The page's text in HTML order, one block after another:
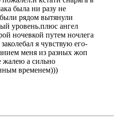
была ни разу не
рядом вытянули
уровень.плюс ангел
ночевкой путем ночлега
я чувствую его-
меня из разных жоп
жалею а сильно
временем)))